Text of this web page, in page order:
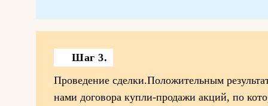
Шаг 3.
Проведение сделки.Положительным
нами договора купли-продажи акций, по